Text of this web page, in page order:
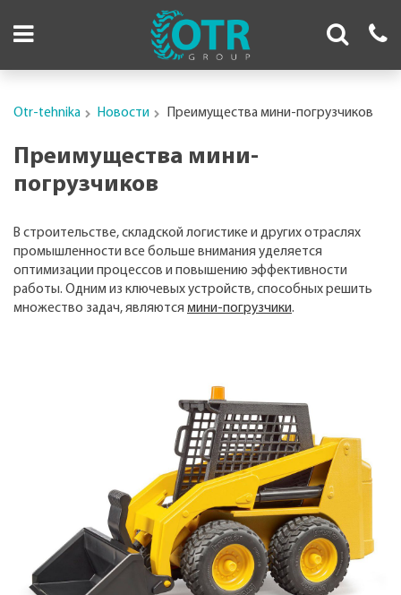
Otr-tehnika Новости Преимущества мини-погрузчиков
Преимущества мини-
погрузчиков
В строительстве, складской логистике и других отраслях
промышленности все больше внимания уделяется
оптимизации процессов и повышению эффективности
работы. Одним из ключевых устройств, способных решить
множество задач, являются мини-погрузчики.